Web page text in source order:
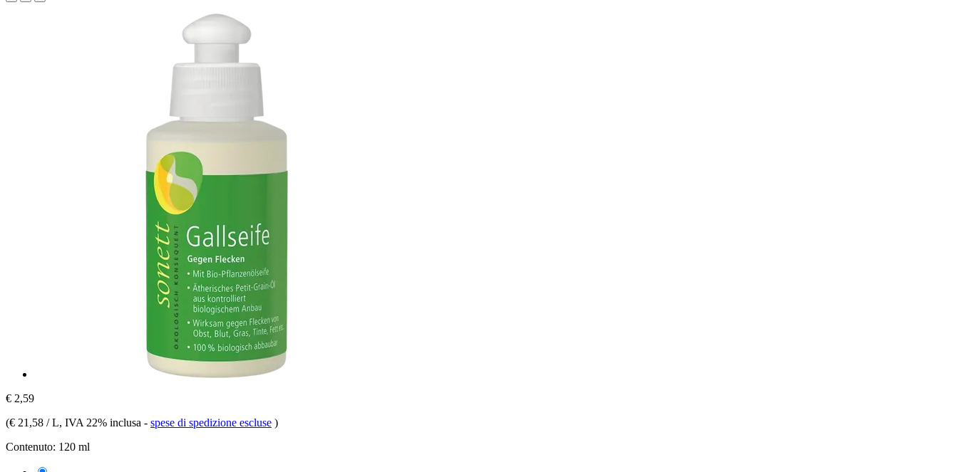
€ 2,59
(€ 21,58 / L, IVA 22% inclusa - spese di spedizione escluse )
Contenuto: 120 ml